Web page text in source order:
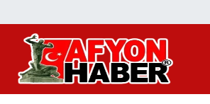
Afyon Haber